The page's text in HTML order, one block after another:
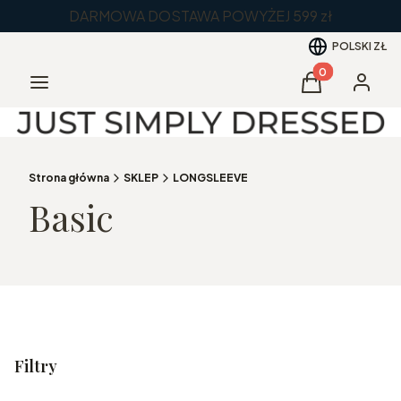
DARMOWA DOSTAWA POWYŻEJ 599 zł
POLSKI ZŁ
Menu Produkty w
Koszyk
Strona główna SKLEP LONGSLEEVE
Basic
Filtry